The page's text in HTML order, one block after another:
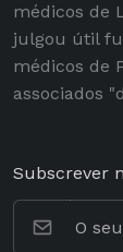
médicos de
julgou útil
médicos de
associados
Subscrever